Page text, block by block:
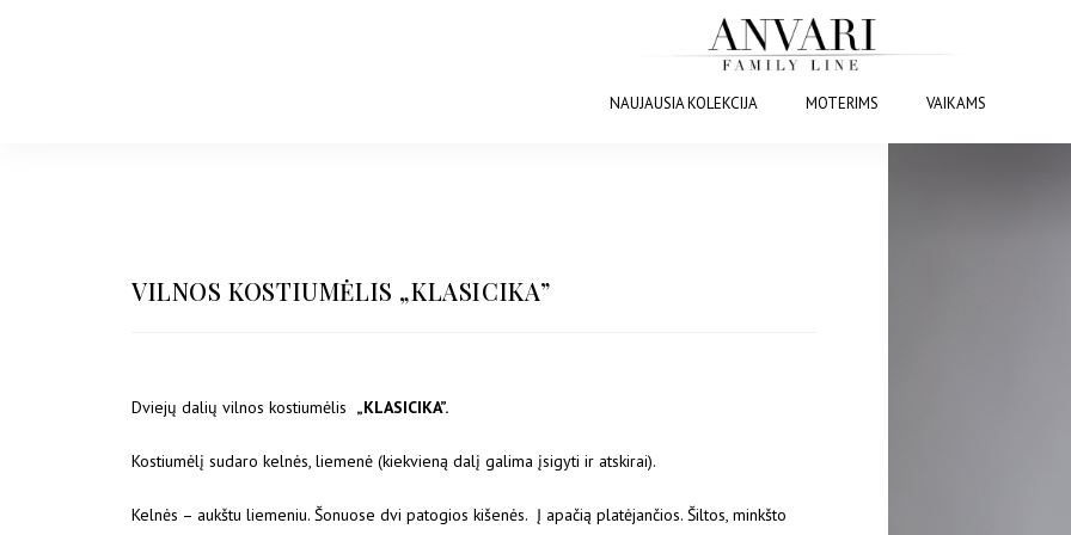
NAUJAUSIA KOLEKCIJA MOTERIMS VAIKAMS
VILNOS KOSTIUMĖLIS „KLASICIKA”
Dviejų dalių vilnos kostiumėlis „KLASICIKA”.
Kostiumėlį sudaro kelnės, liemenė (kiekvieną dalį galima įsigyti ir atskirai).
Kelnės – aukštu liemeniu. Šonuose dvi patogios kišenės. Į apačią platėjančios. Šiltos, minkšto